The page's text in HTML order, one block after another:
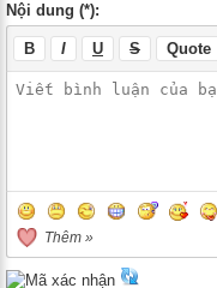
Nội dung (*):
B I U S Quote
Thêm »